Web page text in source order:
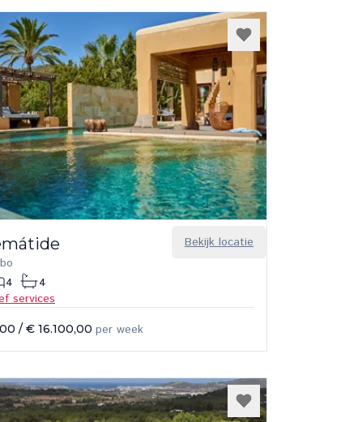
Bekijk locatie
4
4
services
/ € 16.100,00 per week